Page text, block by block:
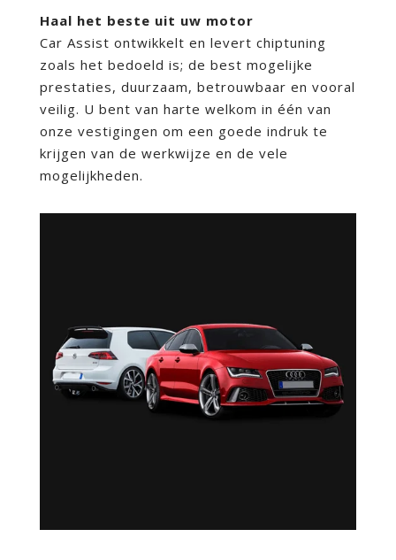
Haal het beste uit uw motor
Car Assist ontwikkelt en levert chiptuning
zoals het bedoeld is; de best mogelijke
prestaties, duurzaam, betrouwbaar en vooral
veilig. U bent van harte welkom in één van
onze vestigingen om een goede indruk te
krijgen van de werkwijze en de vele
mogelijkheden.